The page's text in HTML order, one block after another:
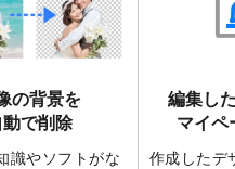
DMのデザインテンプレー
た。
を追加しました。
マスキングテープのデザイ
を追加しました。
の背景を
動で削除
識やソフトがな
編集し
マイペ
作成したデ